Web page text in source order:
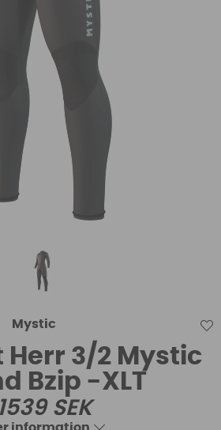
Mystic
3/2 Mystic
Bzip -XLT
1539SEK
information